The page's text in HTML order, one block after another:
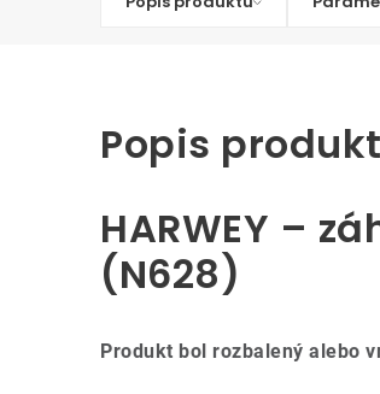
Popis
HARWEY –
(N628)
Produkt bol rozbalený alebo